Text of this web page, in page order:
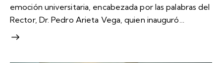
emoción universitaria, encabezada por las palabras del
Rector, Dr. Pedro Arieta Vega, quien inauguró…